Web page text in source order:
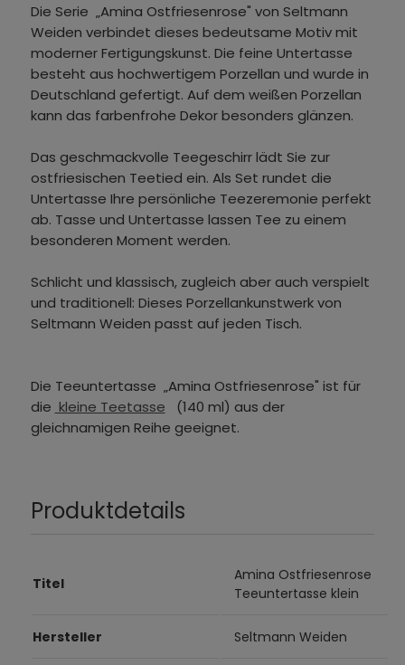
Die Serie „Amina Ostfriesenrose" von Seltmann
Weiden verbindet dieses bedeutsame Motiv mit
moderner Fertigungskunst. Die feine Untertasse
besteht aus hochwertigem Porzellan und wurde in
Deutschland gefertigt. Auf dem weißen Porzellan
kann das farbenfrohe Dekor besonders glänzen.
Das geschmackvolle Teegeschirr lädt Sie zur
ostfriesischen Teetied ein. Als Set rundet die
Untertasse Ihre persönliche Teezeremonie perfekt
ab. Tasse und Untertasse lassen Tee zu einem
besonderen Moment werden.
Schlicht und klassisch, zugleich aber auch verspielt
und traditionell: Dieses Porzellankunstwerk von
Seltmann Weiden passt auf jeden Tisch.
Die Teeuntertasse „Amina Ostfriesenrose" ist für
die kleine Teetasse (140 ml) aus der
gleichnamigen Reihe geeignet.
Produktdetails
Titel
Amina Ostfriesenrose
Teeuntertasse klein
Hersteller Seltmann Weiden